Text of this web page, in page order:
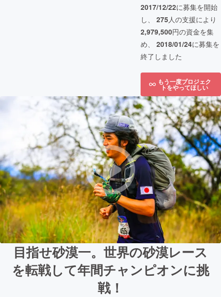
2017/12/22に募集を開始
し、 275人の支援により
2,979,500円の資金を集
め、 2018/01/24に募集を
終了しました
もう一度プロジェク
トをやってほしい
目指せ砂漠一。世界の砂漠レース
を転戦して年間チャンピオンに挑
戦！